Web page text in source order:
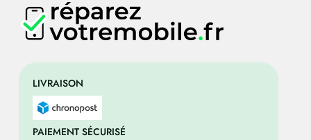
LIVRAISON
PAIEMENT SÉCURISÉ